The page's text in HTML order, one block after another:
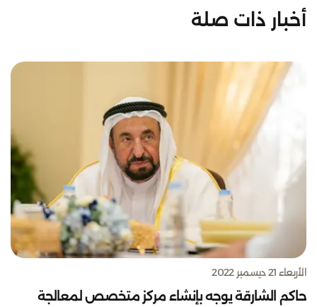
أخبار ذات صلة
الأربعاء 21 ديسمبر 2022
حاكم الشارقة يوجه بإنشاء مركز متخصص لمعالجة